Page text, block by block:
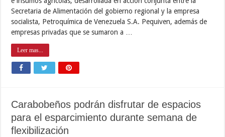
Secretaria de Alimentación del gobierno regional y la empresa
socialista, Petroquímica de Venezuela S.A. Pequiven, además de
empresas privadas que se sumaron a …
Leer mas...
Carabobeños podrán disfrutar de espacios
para el esparcimiento durante semana de
flexibilización